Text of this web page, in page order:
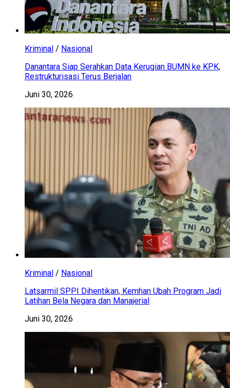
Kriminal / Nasional
Danantara Siap Serahkan Data Kerugian BUMN ke KPK,
Restrukturisasi Terus Berjalan
Juni 30, 2026
Kriminal / Nasional
Latsarmil SPPI Dihentikan, Kemhan Ubah Program Jadi
Latihan Bela Negara dan Manajerial
Juni 30, 2026